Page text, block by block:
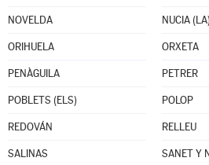
NOVELDA NUCIA (LA)
ORIHUELA ORXETA
PENÀGUILA PETRER
POBLETS (ELS) POLOP
REDOVÁN RELLEU
SALINAS SANET Y